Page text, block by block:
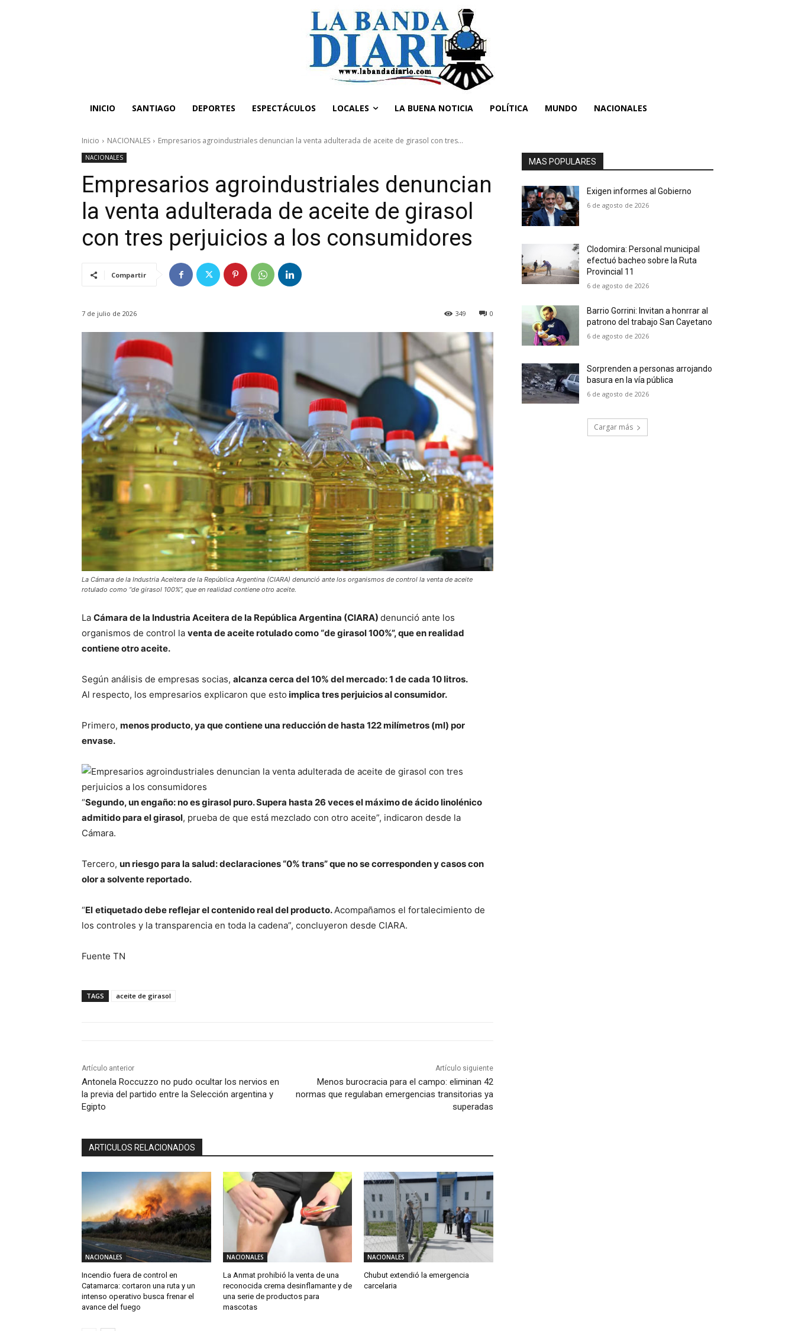
INICIO SANTIAGO DEPORTES ESPECTÁCULOS LOCALES LA BUENA NOTICIA POLÍTICA MUNDO NACIONALES
Inicio NACIONALES Empresarios agroindustriales denuncian la venta adulterada de aceite de girasol con tres...
NACIONALES
Empresarios agroindustriales denuncian
la venta adulterada de aceite de girasol
con tres perjuicios a los consumidores
Compartir
7 de julio de 2026 0
349
La Cámara de la Industria Aceitera de la República Argentina (CIARA) denunció ante los organismos de control la venta de aceite
rotulado como “de girasol 100%”, que en realidad contiene otro aceite.
La Cámara de la Industria Aceitera de la República Argentina (CIARA) denunció ante los
organismos de control la venta de aceite rotulado como “de girasol 100%”, que en realidad
contiene otro aceite.
Según análisis de empresas socias, alcanza cerca del 10% del mercado: 1 de cada 10 litros.
Al respecto, los empresarios explicaron que esto implica tres perjuicios al consumidor.
Primero, menos producto, ya que contiene una reducción de hasta 122 milímetros (ml) por
envase.
“Segundo, un engaño: no es girasol puro. Supera hasta 26 veces el máximo de ácido linolénico
admitido para el girasol, prueba de que está mezclado con otro aceite”, indicaron desde la
Cámara.
Tercero, un riesgo para la salud: declaraciones “0% trans” que no se corresponden y casos con
olor a solvente reportado.
“El etiquetado debe reflejar el contenido real del producto. Acompañamos el fortalecimiento de
los controles y la transparencia en toda la cadena”, concluyeron desde CIARA.
Fuente TN
TAGS aceite de girasol
Artículo anterior
Antonela Roccuzzo no pudo ocultar los nervios en
la previa del partido entre la Selección argentina y
Egipto
Artículo siguiente
Menos burocracia para el campo: eliminan 42
normas que regulaban emergencias transitorias ya
superadas
ARTICULOS RELACIONADOS
NACIONALES
Incendio fuera de control en
Catamarca: cortaron una ruta y un
intenso operativo busca frenar el
avance del fuego
NACIONALES
La Anmat prohibió la venta de una
reconocida crema desinflamante y de
una serie de productos para
mascotas
NACIONALES
Chubut extendió la emergencia
carcelaria
MAS POPULARES
Exigen informes al Gobierno
6 de agosto de 2026
Clodomira: Personal municipal
efectuó bacheo sobre la Ruta
Provincial 11
6 de agosto de 2026
Barrio Gorrini: Invitan a honrrar al
patrono del trabajo San Cayetano
6 de agosto de 2026
Sorprenden a personas arrojando
basura en la vía pública
6 de agosto de 2026
Cargar más